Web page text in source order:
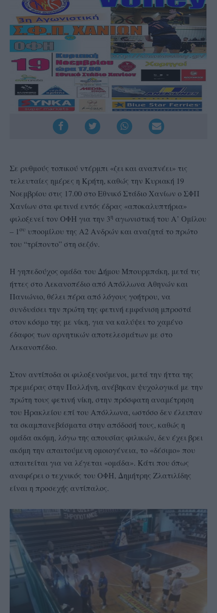
Σε ρυθμούς τοπικού ντέρμπι «ζει και αναπνέει» τις
τελευταίες ημέρες η Κρήτη, καθώς την Κυριακή 19
Νοεμβρίου στις 17.00 στο Εθνικό Στάδιο Χανίων ο ΣΦΠ
Χανίων στα φετινά εντός έδρας «αποκαλυπτήρια»
φιλοξενεί τον ΟΦΗ για την 3η αγωνιστική του Α’ Ομίλου
– 1ου υποομίλου της Α2 Ανδρών και αναζητά το πρώτο
του “τρίποντο” στη σεζόν.
Η γηπεδούχος ομάδα του Δήμου Μπουρμπάκη, μετά τις
ήττες στο Λεκανοπέδιο από Απόλλωνα Αθηνών και
Πανιώνιο, θέλει πέρα από λόγους γοήτρου, να
συνδυάσει την πρώτη της φετινή εμφάνιση μπροστά
στον κόσμο της με νίκη, για να καλύψει το χαμένο
έδαφος των αρνητικών αποτελεσμάτων με στο
Λεκανοπέδιο.
Στον αντίποδα οι φιλοξενούμενοι, μετά την ήττα της
πρεμιέρας στην Παλλήνη, ανέβηκαν ψυχολογικά με την
πρώτη τους φετινή νίκη, στην πρόσφατη αναμέτρηση
του Ηρακλείου επί του Απόλλωνα, ωστόσο δεν έλειπαν
τα σκαμπανεβάσματα στην απόδοσή τους, καθώς η
ομάδα ακόμη, λόγω της απουσίας φιλικών, δεν έχει βρει
ακόμη την απαιτούμενη ομοιογένεια, το «δέσιμο» που
απαιτείται για να λέγεται «ομάδα». Κάτι που όπως
αναφέρει ο τεχνικός του ΟΦΗ, Δημήτρης Ζλατιλίδης
είναι η προσεχής αντίπαλος.